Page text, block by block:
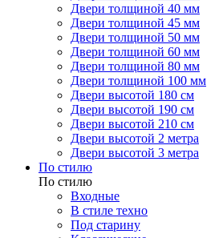
Двери толщиной 40 мм
Двери толщиной 45 мм
Двери толщиной 50 мм
Двери толщиной 60 мм
Двери толщиной 80 мм
Двери толщиной 100 мм
Двери высотой 180 см
Двери высотой 190 см
Двери высотой 210 см
Двери высотой 2 метра
Двери высотой 3 метра
По стилю
По стилю
Входные
В стиле техно
Под старину